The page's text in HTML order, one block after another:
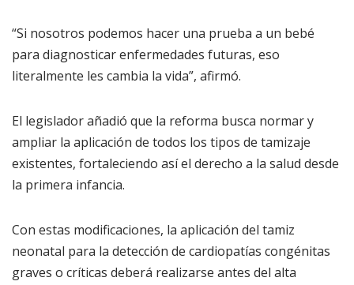
“Si nosotros podemos hacer una prueba a un bebé
para diagnosticar enfermedades futuras, eso
literalmente les cambia la vida”, afirmó.
El legislador añadió que la reforma busca normar y
ampliar la aplicación de todos los tipos de tamizaje
existentes, fortaleciendo así el derecho a la salud desde
la primera infancia.
Con estas modificaciones, la aplicación del tamiz
neonatal para la detección de cardiopatías congénitas
graves o críticas deberá realizarse antes del alta